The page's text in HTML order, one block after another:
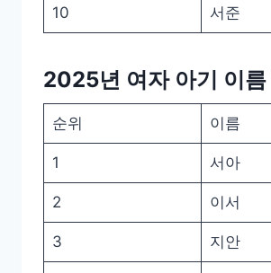
10 서준
2025년 여자 아기 이
순위 이름
1 서아
2 이서
3 지안